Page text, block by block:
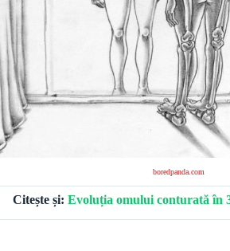
boredpanda.com
Citește și: Evoluția omului conturată în